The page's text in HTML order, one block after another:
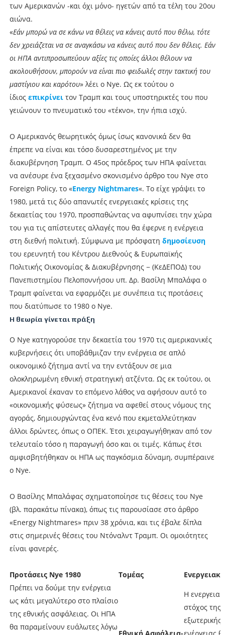
των Αμερικανών -και όχι μόνο- ηγετών από τα τέλη του 20ου
αιώνα.
«Εάν μπορώ να σε κάνω να θέλεις να κάνεις αυτό που θέλω, τότε
δεν χρειάζεται να σε αναγκάσω να κάνεις αυτό που δεν θέλεις. Εάν
οι ΗΠΑ αντιπροσωπεύουν αξίες τις οποίες άλλοι θέλουν να
ακολουθήσουν, μπορούν να είναι πιο φειδωλές στην τακτική του
μαστίγιου και καρότου» λέει ο Nye. Ως εκ τούτου ο
ίδιος επικρίνειτον Τραμπ και τους υποστηρικτές του που
γειώνουν το πνευματικό του «τέκνο», την ήπια ισχύ.
Ο Αμερικανός θεωρητικός όμως ίσως κανονικά δεν θα
έπρεπε να είναι και τόσο δυσαρεστημένος με την
διακυβέρνηση Τραμπ. Ο 45ος πρόεδρος των ΗΠΑ φαίνεται
να ανέσυρε ένα ξεχασμένο σκονισμένο άρθρο του Nye στο
Foreign Policy, το «Energy Nightmares«. Το είχε γράψει το
1980, μετά τις δύο απανωτές ενεργειακές κρίσεις της
δεκαετίας του 1970, προσπαθώντας να αφυπνίσει την χώρα
του για τις απίστευτες αλλαγές που θα έφερνε η ενέργεια
στη διεθνή πολιτική. Σύμφωνα με πρόσφατη δημοσίευση
του ερευνητή του Κέντρου Διεθνούς & Ευρωπαϊκής
Πολιτικής Οικονομίας & Διακυβέρνησης − (ΚεΔΕΠΟΔ) του
Πανεπιστημίου Πελοποννήσου υπ. Δρ. Βασίλη Μπαλάφα ο
Τραμπ φαίνεται να εφαρμόζει με συνέπεια τις προτάσεις
που διατύπωσε το 1980 ο Nye.
Η θεωρία γίνεται πράξη
Ο Nye κατηγορούσε την δεκαετία του 1970 τις αμερικανικές
κυβερνήσεις ότι υποβάθμιζαν την ενέργεια σε απλό
οικονομικό ζήτημα αντί να την εντάξουν σε μια
ολοκληρωμένη εθνική στρατηγική ατζέντα. Ως εκ τούτου, οι
Αμερικανοί έκαναν το επόμενο λάθος να αφήσουν αυτό το
«οικονομικής φύσεως» ζήτημα να αφεθεί στους νόμους της
αγοράς, δημιουργώντας ένα κενό που εκμεταλλεύτηκαν
άλλοι δρώντες, όπως ο ΟΠΕΚ. Έτσι χειραγωγήθηκαν από τον
τελευταίο τόσο η παραγωγή όσο και οι τιμές. Κάπως έτσι
αμφισβητήθηκαν οι ΗΠΑ ως παγκόσμια δύναμη, συμπέραινε
ο Nye.
Ο Βασίλης Μπαλάφας σχηματοποίησε τις θέσεις του Nye
(βλ. παρακάτω πίνακα), όπως τις παρουσίασε στο άρθρο
«Energy Nightmares» πριν 38 χρόνια, και τις έβαλε δίπλα
στις σημερινές θέσεις του Ντόναλντ Τραμπ. Οι ομοιότητες
είναι φανερές.
Προτάσεις Nye 1980 Τομέας
Πρέπει να δούμε την ενέργεια
ως κάτι μεγαλύτερο στο πλαίσιο
της εθνικής ασφάλειας. Οι ΗΠΑ
θα παραμείνουν ευάλωτες λόγω
H
στόχος της